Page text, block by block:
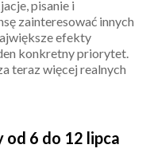
pisanie i
zainteresować innych
efekty
konkretny priorytet.
teraz więcej realnych
6 do 12 lipca